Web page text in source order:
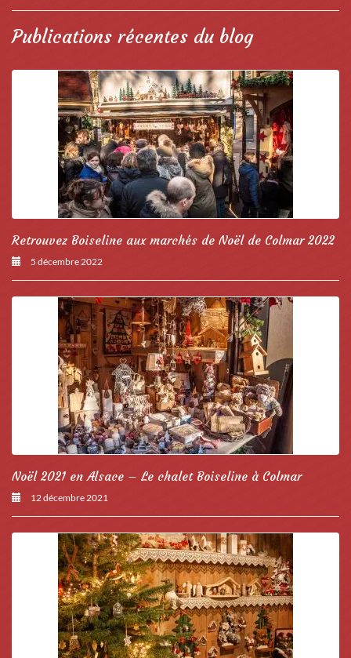
Publications récentes du blog
Retrouvez Boiseline aux marchés de Noël de Colmar 2022
5 décembre 2022
Noël 2021 en Alsace – Le chalet Boiseline à Colmar
12 décembre 2021